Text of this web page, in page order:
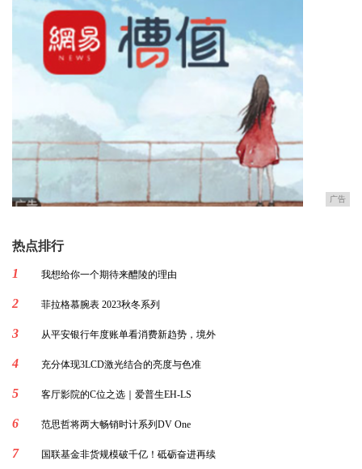
广告
热点排行
1
我想给你一个期待来醴陵的理由
2 菲拉格慕腕表 2023秋冬系列
3 从平安银行年度账单看消费新趋势，境外
4 充分体现3LCD激光结合的亮度与色准
5 客厅影院的C位之选｜爱普生EH-LS
6 范思哲将两大畅销时计系列DV One
7 国联基金非货规模破千亿！砥砺奋进再续